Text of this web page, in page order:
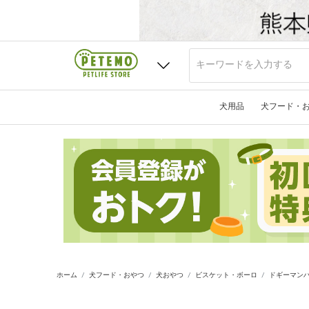
犬用品 犬フード・
ホーム 犬フード・おやつ 犬おやつ ビスケット・ボーロ ドギーマン